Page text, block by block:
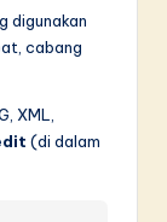
digunakan
cabang
XML,
(di dalam